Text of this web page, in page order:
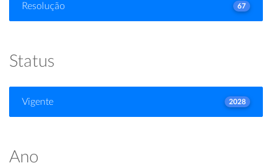
Resolução 67
Status
Vigente 2028
Ano